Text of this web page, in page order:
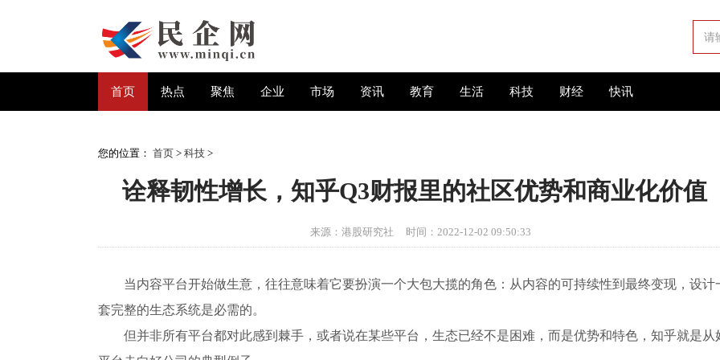
首页 热点 聚焦 企业 市场 资讯 教育 生活 科技 财经 快讯
您的位置： 首页 > 科技 >
诠释韧性增长，知乎Q3财报里的社区优势和商业化价值
来源：港股研究社 时间：2022-12-02 09:50:33
当内容平台开始做生意，往往意味着它要扮演一个大包大揽的角色：从内容的可持续性到最终变现，设计
套完整的生态系统是必需的。
但并非所有平台都对此感到棘手，或者说在某些平台，生态已经不是困难，而是优势和特色，知乎就是从